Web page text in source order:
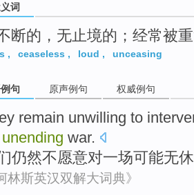
词
断的，无止境的；经常被
, ceaseless , loud , unceasing
句 原声例句 权威例句
remain unwilling to
unending war.
仍然不愿意对一场可能无
林斯英汉双解大词典》